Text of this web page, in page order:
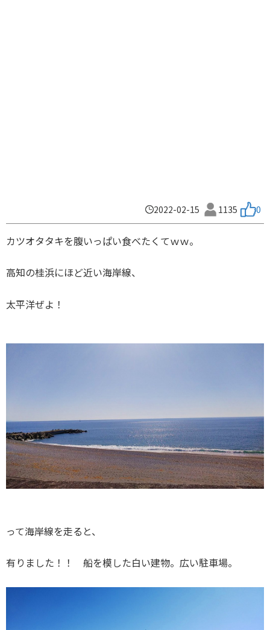
2022-02-15 1135 0
カツオタタキを腹いっぱい食べたくてｗｗ。
高知の桂浜にほど近い海岸線、
太平洋ぜよ！
って海岸線を走ると、
有りました！！ 船を模した白い建物。広い駐車場。